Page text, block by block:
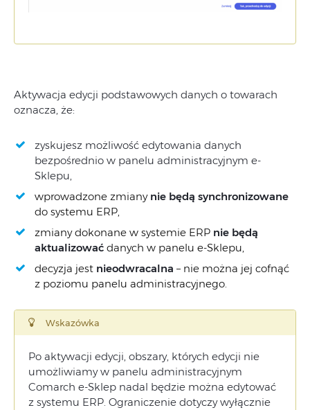
Aktywacja edycji podstawowych danych o towarach
oznacza, że:
zyskujesz możliwość edytowania danych
bezpośrednio w panelu administracyjnym e-
Sklepu,
wprowadzone zmiany nie będą synchronizowane
do systemu ERP,
zmianydokonane w systemie ERP nie będą
aktualizować danych w panelu e-Sklepu,
decyzja jest nieodwracalna – nie można jej cofnąć
z poziomu panelu administracyjnego.
Wskazówka
Po aktywacji edycji, obszary, których edycji nie
umożliwiamy w panelu administracyjnym
Comarch e-Sklep nadal będzie można edytować
z systemu ERP. Ograniczenie dotyczywyłącznie